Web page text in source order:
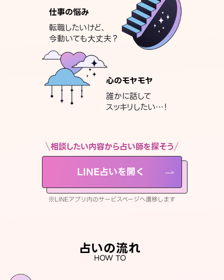
仕事の悩み
転職したいけど、
今動いても大丈夫？
心のモヤモヤ
誰かに話して
スッキリしたい…！
相談したい内容から占い師を探そう
LINE占いを開く
※LINEアプリ内のサービスページへ遷移します
占いの流れ
HOW TO